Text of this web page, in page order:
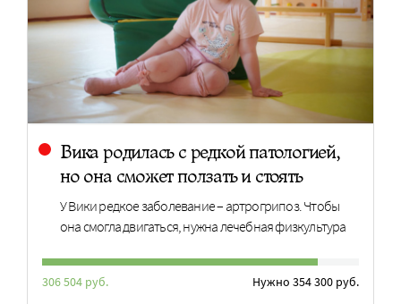
Вика родилась с редкой патологией,
но она сможет ползать и стоять
У Вики редкое заболевание – артрогрипоз. Чтобы
она смогла двигаться, нужна лечебная физкультура
306 504 руб. Нужно 354 300 руб.